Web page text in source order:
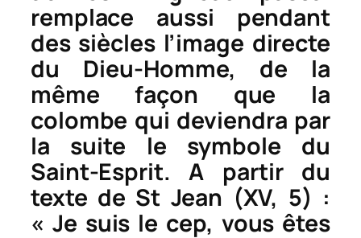
remplace aussi pendant
des siècles l’image directe
du Dieu-Homme, de la
même façon que la
colombe qui deviendra par
la suite le symbole du
Saint-Esprit. A partir du
texte de St Jean (XV, 5) :
« Je suis le cep, vous êtes